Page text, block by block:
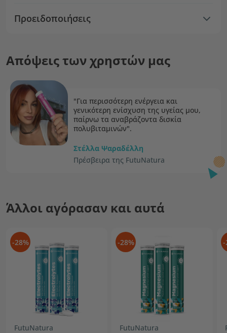
Προειδοποιήσεις
Απόψεις των χρηστών μας
"Για περισσότερη ενέργεια και
γενικότερη ενίσχυση της υγείας μου,
παίρνω τα αναβράζοντα δισκία
πολυβιταμινών".
Στέλλα Ψαραδέλλη
Πρέσβειρα της FutuNatura
Άλλοι αγόρασαν και αυτά
-28%
FutuNatura
-28%
FutuNatura
-